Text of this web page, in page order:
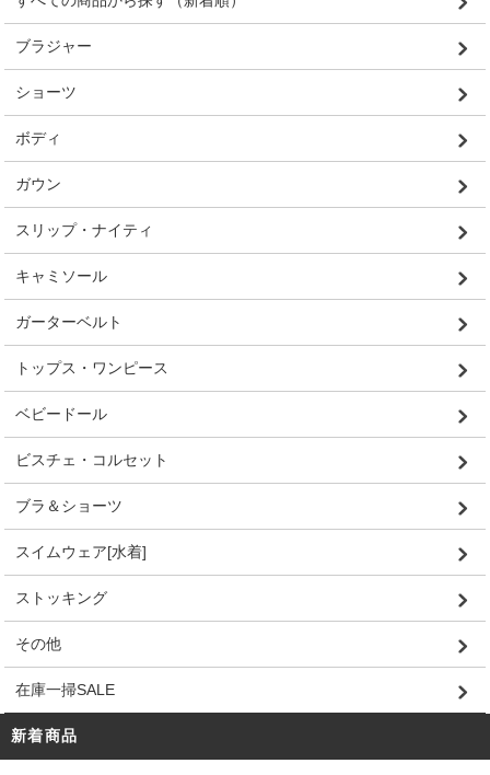
ブラジャー
ショーツ
ボディ
ガウン
スリップ・ナイティ
キャミソール
ガーターベルト
トップス・ワンピース
ベビードール
ビスチェ・コルセット
ブラ＆ショーツ
スイムウェア[水着]
ストッキング
その他
在庫一掃SALE
新着商品